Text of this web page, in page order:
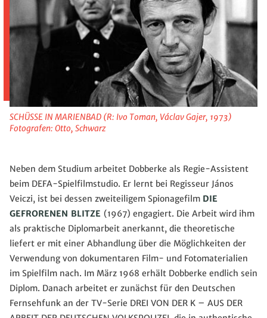
SCHÜSSE IN MARIENBAD (R: Ivo Toman, Václav Gajer, 1973)
Fotografen: Otto, Schwarz
Neben dem Studium arbeitet Dobberke als Regie-Assistent
beim DEFA-Spielfilmstudio. Er lernt bei Regisseur János
Veiczi, ist bei dessen zweiteiligem Spionagefilm DIE
GEFRORENEN BLITZE (1967) engagiert. Die Arbeit wird ihm
als praktische Diplomarbeit anerkannt, die theoretische
liefert er mit einer Abhandlung über die Möglichkeiten der
Verwendung von dokumentaren Film- und Fotomaterialien
im Spielfilm nach. Im März 1968 erhält Dobberke endlich sein
Diplom. Danach arbeitet er zunächst für den Deutschen
Fernsehfunk an der TV-Serie DREI VON DER K – AUS DER